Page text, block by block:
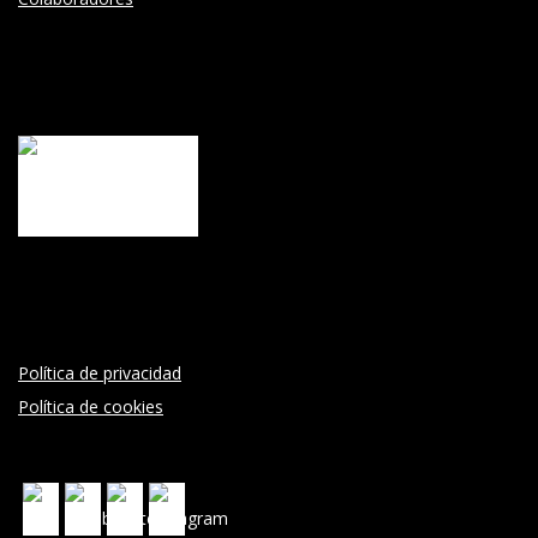
Política de privacidad
Política de cookies